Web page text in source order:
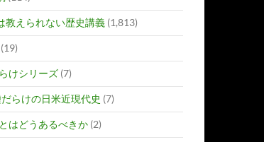
教えられない歴史講義 (1,813)
(19)
けシリーズ (7)
らけの日米近現代史 (7)
はどうあるべきか (2)